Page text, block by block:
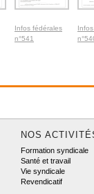
Infos fédérales
n°541
NOS
Formation syndicale
Santé et travail
Vie syndicale
Revendicatif